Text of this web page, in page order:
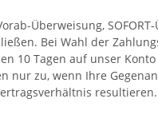
Überweisung,
Bei Wahl der
10 Tagen auf unser
nur zu, wenn Ihre
resultieren.